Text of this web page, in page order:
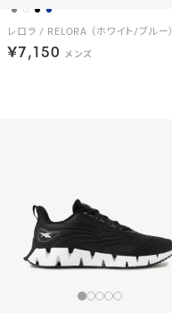
レロラ / RELORA （ホワイト/ブルー）
￥7,150